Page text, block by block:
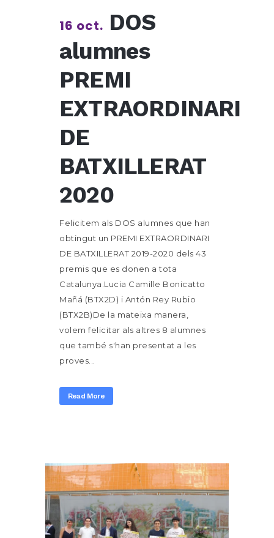
16 oct. DOS
alumnes
PREMI
EXTRAORDINARI
DE
BATXILLERAT
2020
Felicitem als DOS alumnes que han
obtingut un PREMI EXTRAORDINARI
DE BATXILLERAT 2019-2020 dels 43
premis que es donen a tota
Catalunya.Lucia Camille Bonicatto
Mañá (BTX2D) i Antón Rey Rubio
(BTX2B)De la mateixa manera,
volem felicitar als altres 8 alumnes
que també s'han presentat a les
proves...
Read More